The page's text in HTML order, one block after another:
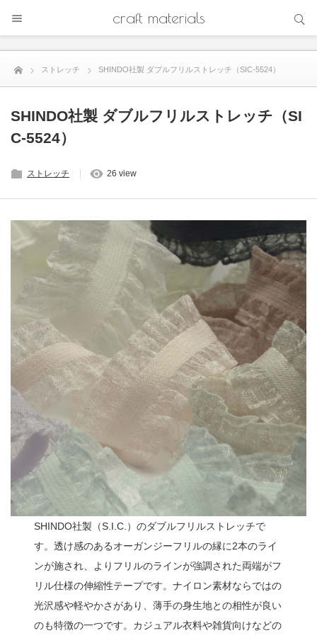
craft materials
ストレッチ SHINDO社製 ダブルフリルストレッチ（SIC-5524）
SHINDO社製 ダブルフリルストレッチ（SI
C-5524）
ストレッチ 26 view
SHINDO社製（S.I.C.）のダブルフリルストレッチで
す。透け感のあるオーガンジーフリルの縁に2本のライ
ンが施され、よりフリルのラインが強調された両端がフ
リル仕様の伸縮性テープです。ナイロン素材ならではの
光沢感や軽やかさがあり、薄手の身生地との相性が良い
のも特徴の一つです。カジュアル衣料や雑貨向けなどの